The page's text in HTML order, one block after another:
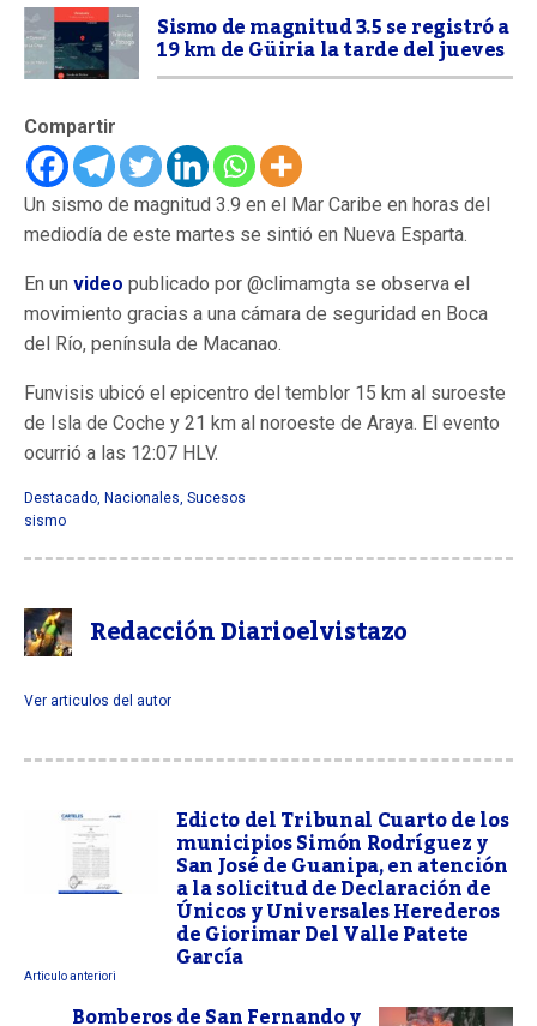
Sismo de magnitud 3.5 se registró a
19 km de Güiria la tarde del jueves
Compartir
Un sismo de magnitud 3.9 en el Mar Caribe en horas del
mediodía de este martes se sintió en Nueva Esparta.
En un video publicado por @climamgta se observa el
movimiento gracias a una cámara de seguridad en Boca
del Río, península de Macanao.
Funvisis ubicó el epicentro del temblor 15 km al suroeste
de Isla de Coche y 21 km al noroeste de Araya. El evento
ocurrió a las 12:07 HLV.
Destacado, Nacionales, Sucesos
sismo
Redacción Diarioelvistazo
Ver articulos del autor
Edicto del Tribunal Cuarto de los
municipios Simón Rodríguez y
San José de Guanipa, en atención
a la solicitud de Declaración de
Únicos y Universales Herederos
de Giorimar Del Valle Patete
García
Articulo anteriori
Bomberos de San Fernando y